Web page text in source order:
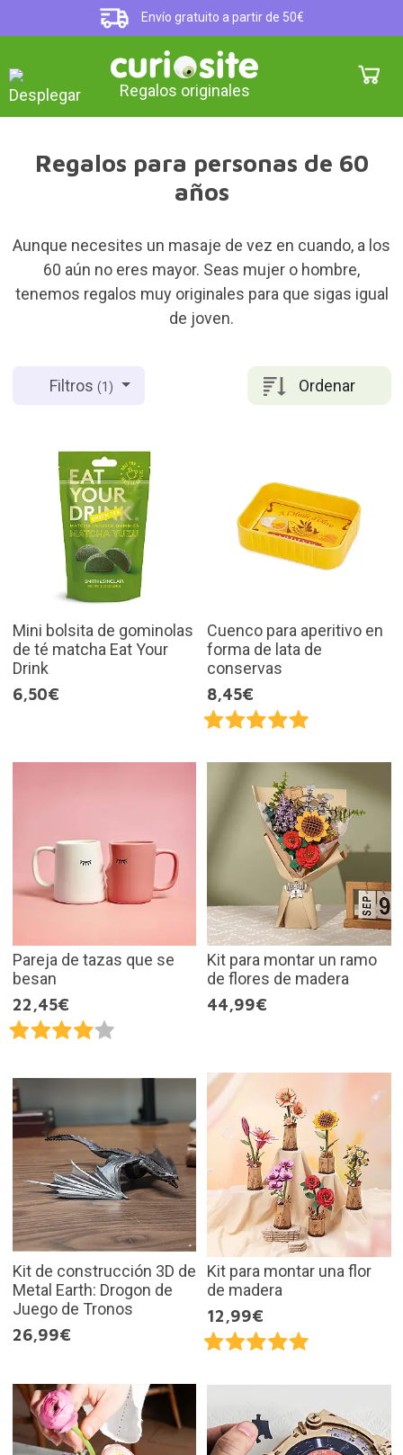
Envío gratuito a partir de 50€
Regalos originales
Regalos para personas de 60
años
Aunque necesites un masaje de vez en cuando, a los
60 aún no eres mayor. Seas mujer o hombre,
tenemos regalos muy originales para que sigas igual
de joven.
Ordenar
Filtros(1)
Mini bolsita de gominolas
de té matcha Eat Your
Drink
6,50€
Cuenco para aperitivo en
forma de lata de
conservas
8,45€
Pareja de tazas que se
besan
22,45€
Kit para montar un ramo
de flores de madera
44,99€
Kit de construcción 3D de
Metal Earth: Drogon de
Juego de Tronos
26,99€
Kit para montar una flor
de madera
12,99€